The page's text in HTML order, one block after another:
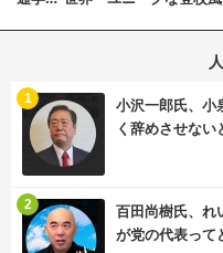
小沢一郎氏、小
く辞めさせな
1
百田尚樹氏、れ
が党の代表って
2